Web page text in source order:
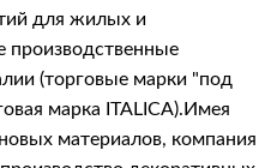
для жилых и
(торговые марки "под
марка ITALICA).Имея
материалов, компания